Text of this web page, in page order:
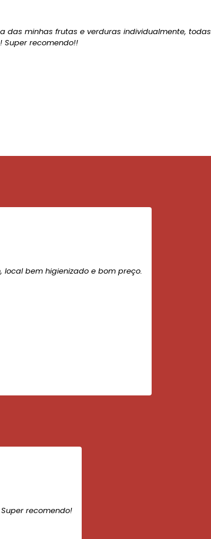
das minhas frutas e verduras individualmente, todas
recomendo!!
bem higienizado e bom preço.
recomendo!